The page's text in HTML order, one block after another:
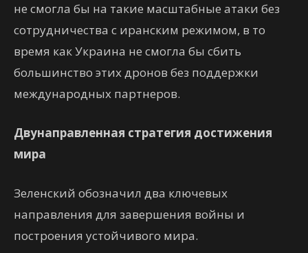
не смогла бы на такие масштабные атаки без
сотрудничества с иранским режимом, в то
время как Украина не смогла бы сбить
большинство этих дронов без поддержки
международных партнеров.
Двунаправленная стратегия достижения
мира
Зеленский обозначил два ключевых
направления для завершения войны и
построения устойчивого мира.